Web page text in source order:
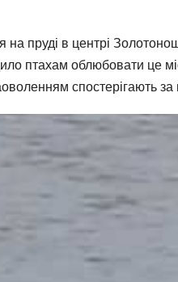
пруді в центрі
птахам облюбовати це
спостерігають